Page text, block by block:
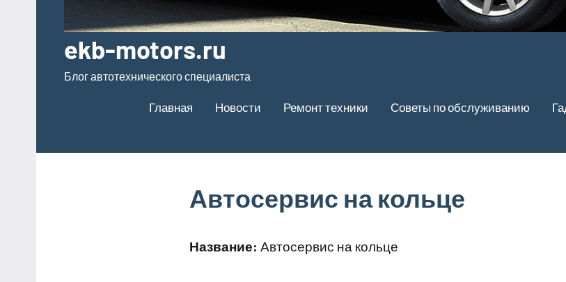
ekb-motors.ru
Блог автотехнического специалиста
Главная Новости Ремонт техники Советы по обслуживанию
Автосервис на кольце
Название: Автосервис на кольце